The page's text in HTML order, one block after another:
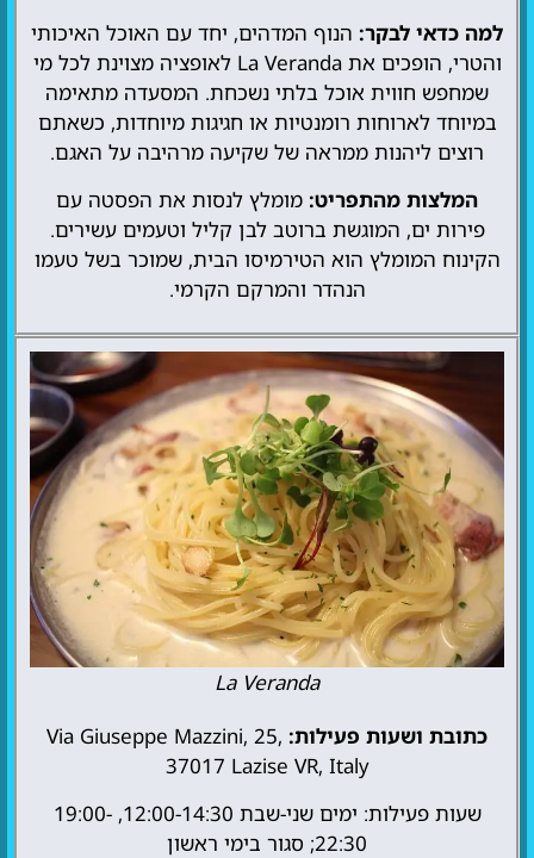
למה כדאי לבקר: הנוף המדהים, יחד עם האוכל האיכותי
והטרי, הופכים את La Veranda לאופציה מצוינת לכל מי
שמחפש חווית אוכל בלתי נשכחת. המסעדה מתאימה
במיוחד לארוחות רומנטיות או חגיגות מיוחדות, כשאתם
רוצים ליהנות ממראה של שקיעה מרהיבה על האגם.
המלצות מהתפריט: מומלץ לנסות את הפסטה עם
פירות ים, המוגשת ברוטב לבן קליל וטעמים עשירים.
הקינוח המומלץ הוא הטירמיסו הבית, שמוכר בשל טעמו
הנהדר והמרקם הקרמי.
La Veranda
כתובת ושעות פעילות: Via Giuseppe Mazzini, 25,
37017 Lazise VR, Italy
שעות פעילות: ימים שני-שבת 12:00-14:30, 19:00-
22:30; סגור בימי ראשון